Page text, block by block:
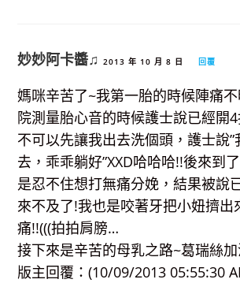
妙妙阿卡醬♫ 2013 年 10 月 8 日 回覆
媽咪辛苦了~我第一胎的時候陣痛
院測量胎心音的時候護士說已經開
不可以先讓我出去洗個頭，護士說
去，乖乖躺好”XXD哈哈哈!!後來到
是忍不住想打無痛分娩，結果被說
來不及了!我也是咬著牙把小妞擠出
痛!!(((拍拍肩膀…
接下來是辛苦的母乳之路~葛瑞絲
版主回覆：(10/09/2013 05:55:30